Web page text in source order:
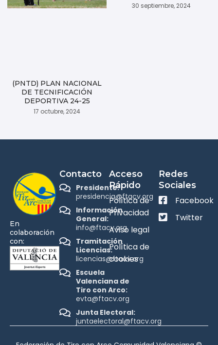
(PNTD) PLAN NACIONAL
DE TECNIFICACIÓN
DEPORTIVA 24-25
17 octubre, 2024
30 septiembre, 2024
En
colaboración
con:
Contacto
Presidente:
presidencia@ftacv.org
Información
General:
info@ftacv.org
Tramitación
Licencias:
licencias@ftacv.org
Escuela
Valenciana de
Tiro con Arco:
evta@ftacv.org
Junta Electoral:
juntaelectoral@ftacv.org
Acceso
Rápido
Política de
Privacidad
Aviso legal
Política de
cookies
Redes
Sociales
Facebook
Twitter